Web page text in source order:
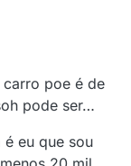
carro poe é de
pode ser…
eu que sou